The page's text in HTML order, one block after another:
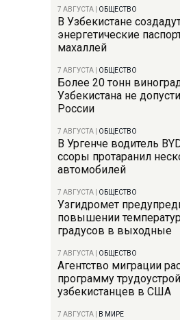
7 АВГУСТА ОБЩЕСТВО
В Узбекистане
энергетические
махаллей
7 АВГУСТА ОБЩЕСТВО
Более 20 тонн
Узбекистана не
России
7 АВГУСТА ОБЩЕСТВО
В Ургенче водитель
ссоры протаранил
автомобилей
7 АВГУСТА ОБЩЕСТВО
Узгидромет
повышении
градусов в выходные
7 АВГУСТА ОБЩЕСТВО
Агентство миграции
программу
узбекистанцев в США
7 АВГУСТА В МИРЕ